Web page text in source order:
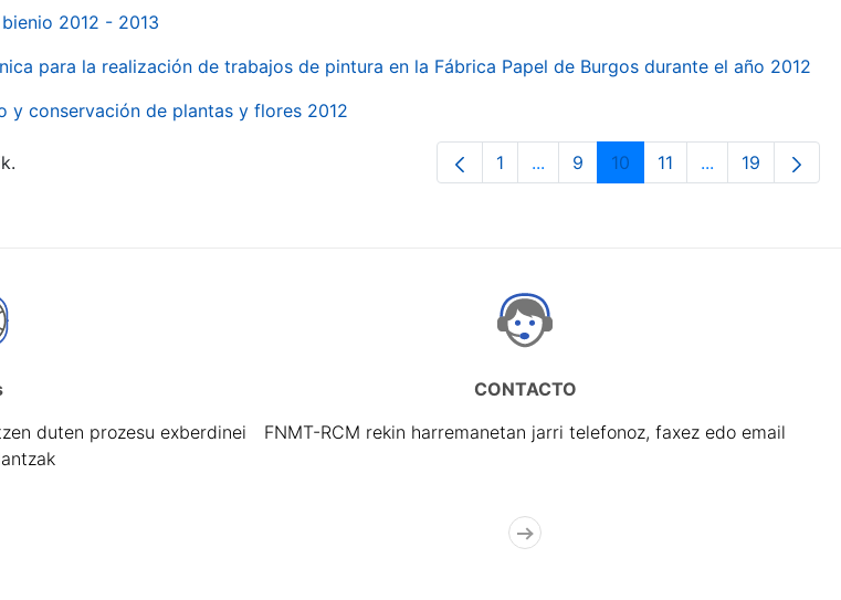
2012 - 2013
para la realización de trabajos de pintura en la Fábrica Papel de Burgos durante el año 2012
y conservación de plantas y flores 2012
Orrialdea
1 ...Intermediate Pages Use TAB to
Orrialdea
9 Orrialdea
10 Orrialdea
11 ...Intermediate
Orrialdea
19
duten prozesu exberdinei
CONTACTO
FNMT-RCM rekin harremanetan jarri telefonoz, faxez edo email